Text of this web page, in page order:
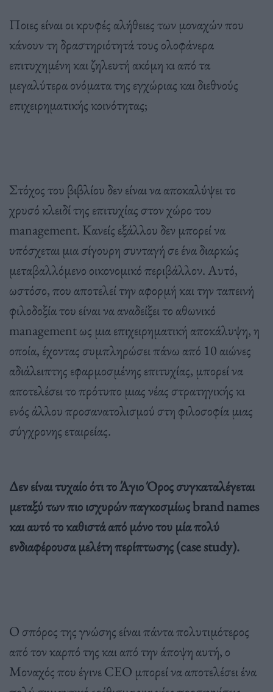
Ποιες είναι οι κρυφές αλήθειες των μοναχών που
κάνουν τη δραστηριότητά τους ολοφάνερα
επιτυχημένη και ζηλευτή ακόμη κι από τα
μεγαλύτερα ονόματα της εγχώριας και διεθνούς
επιχειρηματικής κοινότητας;
Στόχος του βιβλίου δεν είναι να αποκαλύψει το
χρυσό κλειδί της επιτυχίας στον χώρο του
management. Κανείς εξάλλου δεν μπορεί να
υπόσχεται μια σίγουρη συνταγή σε ένα διαρκώς
μεταβαλλόμενο οικονομικό περιβάλλον. Αυτό,
ωστόσο, που αποτελεί την αφορμή και την ταπεινή
φιλοδοξία του είναι να αναδείξει το αθωνικό
management ως μια επιχειρηματική αποκάλυψη, η
οποία, έχοντας συμπληρώσει πάνω από 10 αιώνες
αδιάλειπτης εφαρμοσμένης επιτυχίας, μπορεί να
αποτελέσει το πρότυπο μιας νέας στρατηγικής κι
ενός άλλου προσανατολισμού στη φιλοσοφία μιας
σύγχρονης εταιρείας.
Δεν είναι τυχαίο ότι το Άγιο Όρος συγκαταλέγεται
μεταξύ των πιο ισχυρών παγκοσμίως brand names
και αυτό το καθιστά από μόνο του μία πολύ
ενδιαφέρουσα μελέτη περίπτωσης (case study).
Ο σπόρος της γνώσης είναι πάντα πολυτιμότερος
από τον καρπό της και από την άποψη αυτή, ο
Μοναχός που έγινε CEO μπορεί να αποτελέσει ένα